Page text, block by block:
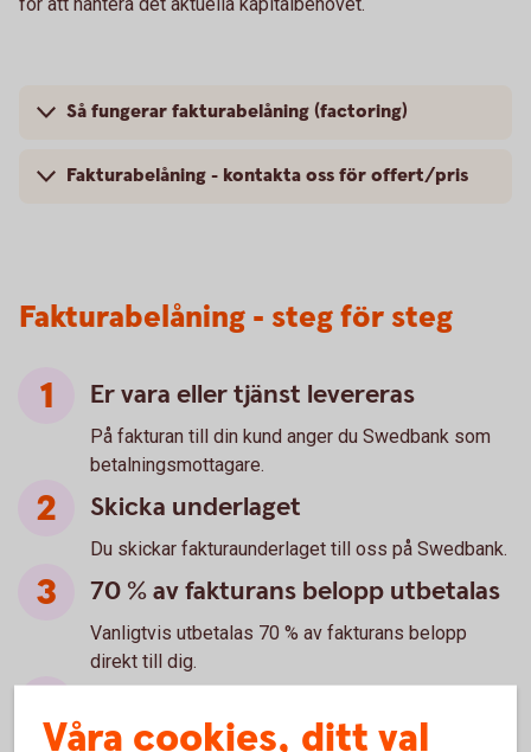
Så fungerar fakturabelåning (factoring)
Fakturabelåning - kontakta oss för offert/pris
Fakturabelåning - steg för steg
Er vara eller tjänst levereras
På fakturan till din kund anger du Swedbank som
betalningsmottagare.
Skicka underlaget
Du skickar fakturaunderlaget till oss på Swedbank.
70 % av fakturans belopp utbetalas
Vanligtvis utbetalas 70 % av fakturans belopp
direkt till dig.
Din kund betalar fakturan.
Våra cookies, ditt val